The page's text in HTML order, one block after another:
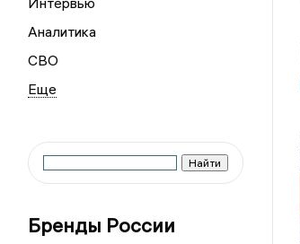
Аналитика
СВО
Бренды России